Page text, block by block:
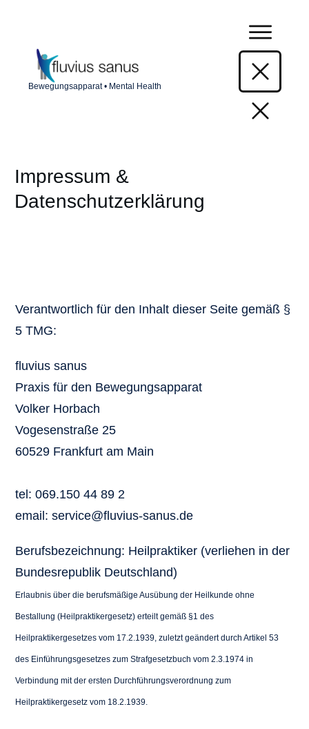
Bewegungsapparat • Mental Health
Impressum &
Datenschutzerklärung
Verantwortlich für den Inhalt dieser Seite gemäß §
5 TMG:
fluvius sanus
Praxis für den Bewegungsapparat
Volker Horbach
Vogesenstraße 25
60529 Frankfurt am Main
tel: 069.150 44 89 2
email: service@fluvius-sanus.de
Berufsbezeichnung: Heilpraktiker (verliehen in der
Bundesrepublik Deutschland)
Erlaubnis über die berufsmäßige Ausübung der Heilkunde ohne
Bestallung (Heilpraktikergesetz) erteilt gemäß §1 des
Heilpraktikergesetzes vom 17.2.1939, zuletzt geändert durch Artikel 53
des Einführungsgesetzes zum Strafgesetzbuch vom 2.3.1974 in
Verbindung mit der ersten Durchführungsverordnung zum
Heilpraktikergesetz vom 18.2.1939.